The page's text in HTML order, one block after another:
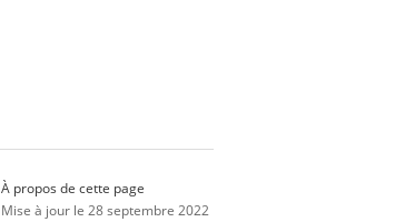
À propos de cette page
Mise à jour le 28 septembre 2022